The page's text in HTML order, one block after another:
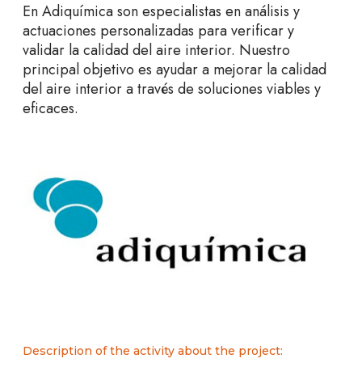
En Adiquímica son especialistas en análisis y
actuaciones personalizadas para verificar y
validar la calidad del aire interior. Nuestro
principal objetivo es ayudar a mejorar la calidad
del aire interior a través de soluciones viables y
eficaces.
Description of the activity about the project: